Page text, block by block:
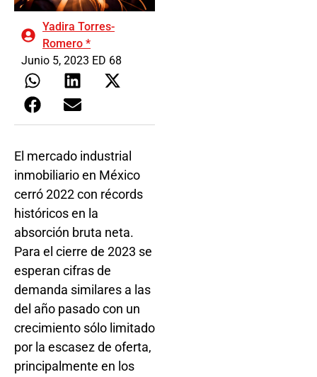
Yadira Torres-
Romero *
Junio 5, 2023 ED 68
El mercado industrial
inmobiliario en México
cerró 2022 con récords
históricos en la
absorción bruta neta.
Para el cierre de 2023 se
esperan cifras de
demanda similares a las
del año pasado con un
crecimiento sólo limitado
por la escasez de oferta,
principalmente en los